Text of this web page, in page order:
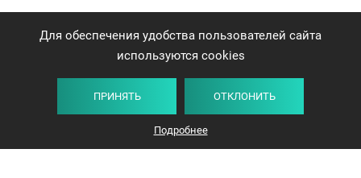
Для обеспечения удобства пользователей сайта
используются cookies
ПРИНЯТЬ ОТКЛОНИТЬ
Подробнее